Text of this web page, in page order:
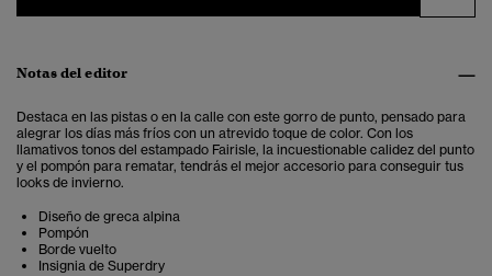
Notas del editor
Destaca en las pistas o en la calle con este gorro de punto, pensado para
alegrar los días más fríos con un atrevido toque de color. Con los
llamativos tonos del estampado Fairisle, la incuestionable calidez del punto
y el pompón para rematar, tendrás el mejor accesorio para conseguir tus
looks de invierno.
Diseño de greca alpina
Pompón
Borde vuelto
Insignia de Superdry